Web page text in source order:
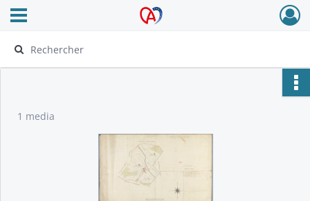
Archives Alsace - Colmar
Ouvrir le menu déroulant
1 media